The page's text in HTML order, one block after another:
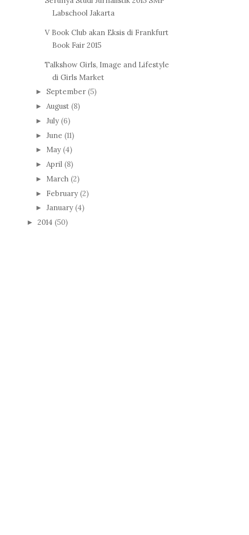
Labschool Jakarta
V Book Club akan Eksis di Frankfurt
Book Fair 2015
Talkshow Girls, Image and Lifestyle
di Girls Market
► September (5)
► August (8)
► July (6)
► June (11)
► May (4)
► April (8)
► March (2)
► February (2)
► January (4)
► 2014 (50)